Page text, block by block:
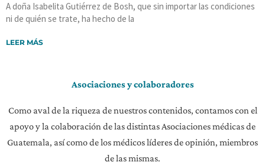
A doña Isabelita Gutiérrez de Bosh, que sin importar las condiciones
ni de quién se trate, ha hecho de la
LEER MÁS
Asociaciones y colaboradores
Como aval de la riqueza de nuestros contenidos, contamos con el
apoyo y la colaboración de las distintas Asociaciones médicas de
Guatemala, así como de los médicos líderes de opinión, miembros
de las mismas.